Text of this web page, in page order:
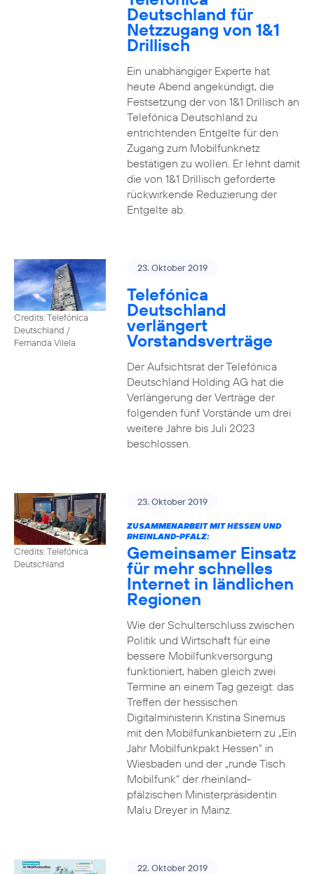
Deutschland für
Netzzugang von 1&1
Drillisch
Ein unabhängiger Experte hat
heute Abend angekündigt, die
Festsetzung der von 1&1 Drillisch an
Telefónica Deutschland zu
entrichtenden Entgelte für den
Zugang zum Mobilfunknetz
bestätigen zu wollen. Er lehnt damit
die von 1&1 Drillisch geforderte
rückwirkende Reduzierung der
Entgelte ab.
Credits: Telefónica
Deutschland /
Fernanda Vilela
23. Oktober 2019
Telefónica
Deutschland
verlängert
Vorstandsverträge
Der Aufsichtsrat der Telefónica
Deutschland Holding AG hat die
Verlängerung der Verträge der
folgenden fünf Vorstände um drei
weitere Jahre bis Juli 2023
beschlossen.
Credits: Telefónica
Deutschland
23. Oktober 2019
ZUSAMMENARBEIT MIT HESSEN UND
RHEINLAND-PFALZ:
Gemeinsamer Einsatz
für mehr schnelles
Internet in ländlichen
Regionen
Wie der Schulterschluss zwischen
Politik und Wirtschaft für eine
bessere Mobilfunkversorgung
funktioniert, haben gleich zwei
Termine an einem Tag gezeigt: das
Treffen der hessischen
Digitalministerin Kristina Sinemus
mit den Mobilfunkanbietern zu „Ein
Jahr Mobilfunkpakt Hessen“ in
Wiesbaden und der „runde Tisch
Mobilfunk“ der rheinland-
pfälzischen Ministerpräsidentin
Malu Dreyer in Mainz.
22. Oktober 2019